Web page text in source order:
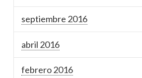
septiembre 2016
abril 2016
febrero 2016